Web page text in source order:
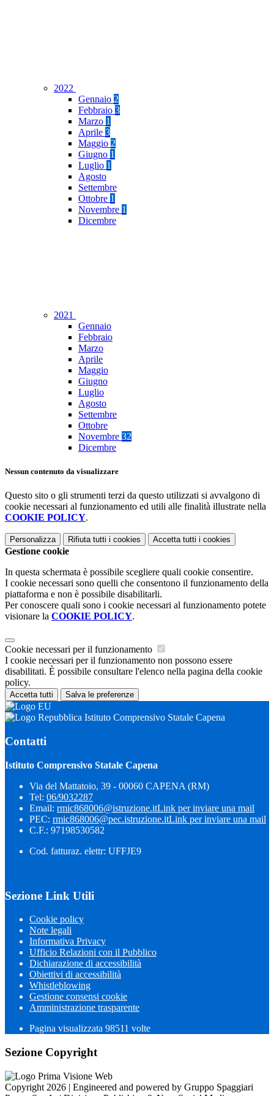
2022
Gennaio 2
Febbraio 3
Marzo 1
Aprile 3
Maggio 2
Giugno 1
Luglio 1
Agosto
Settembre
Ottobre 1
Novembre 1
Dicembre
2021
Gennaio
Febbraio
Marzo
Aprile
Maggio
Giugno
Luglio
Agosto
Settembre
Ottobre
Novembre 32
Dicembre
Nessun contenuto da visualizzare
Questo sito o gli strumenti terzi da questo utilizzati si avvalgono di
cookie necessari al funzionamento ed utili alle finalità illustrate nella
COOKIE POLICY.
Personalizza Rifiuta tutti i cookies Accetta tutti i cookies
Gestione cookie
In questa schermata è possibile scegliere quali cookie consentire.
I cookie necessari sono quelli che consentono il funzionamento della
piattaforma e non è possibile disabilitarli.
Per conoscere quali sono i cookie necessari al funzionamento potete
visionare la COOKIE POLICY.
Cookie necessari per il funzionamento
I cookie necessari per il funzionamento non possono essere
disabilitati. È possibile consultare l'elenco nella pagina della cookie
policy.
Accetta tutti Salva le preferenze
Istituto Comprensivo Statale Capena
Contatti
Istituto Comprensivo Statale Capena
Via del Mattatoio, 39 - 00060 CAPENA (RM)
Tel: 06/9032287
Email: rmic868006@istruzione.itLink per inviare una mail
PEC: rmic868006@pec.istruzione.itLink per inviare una mail
C.F.: 97198530582
Cod. fatturaz. elettr: UFFJE9
Sezione Link Utili
Cookie policy
Note legali
Informativa Privacy
Ufficio Relazioni con il Pubblico
Dichiarazione di accessibilità
Obiettivi di accessibilità
Whistleblowing
Gestione consensi cookie
Amministrazione trasparente
Pagina visualizzata 98511 volte
Sezione Copyright
Copyright 2026 | Engineered and powered by Gruppo Spaggiari